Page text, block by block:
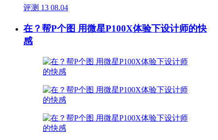
评测 13 08.04
在？帮P个图 用微星P100X体验下设计师的快
感